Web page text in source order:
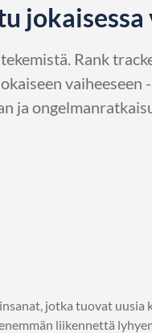
jokaisessa
Rank
vaiheeseen
ja
jotka tuovat uusia
liikennettä